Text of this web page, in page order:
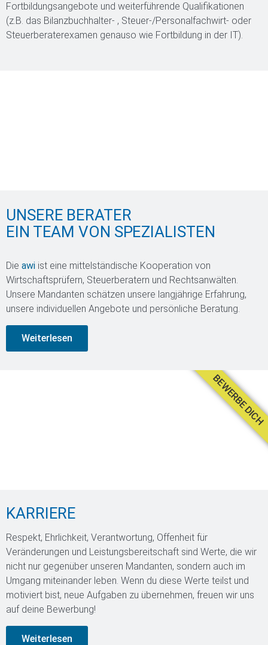
Fortbildungsangebote und weiterführende Qualifikationen
(z.B. das Bilanzbuchhalter- , Steuer-/Personalfachwirt- oder
Steuerberaterexamen genauso wie Fortbildung in der IT).
UNSERE BERATER
EIN TEAM VON SPEZIALISTEN
Die awi ist eine mittelständische Kooperation von
Wirtschaftsprüfern, Steuerberatern und Rechtsanwälten.
Unsere Mandanten schätzen unsere langjährige Erfahrung,
unsere individuellen Angebote und persönliche Beratung.
Weiterlesen
KARRIERE
Respekt, Ehrlichkeit, Verantwortung, Offenheit für
Veränderungen und Leistungsbereitschaft sind Werte, die wir
nicht nur gegenüber unseren Mandanten, sondern auch im
Umgang miteinander leben. Wenn du diese Werte teilst und
motiviert bist, neue Aufgaben zu übernehmen, freuen wir uns
auf deine Bewerbung!
Weiterlesen
BEWERBE DICH